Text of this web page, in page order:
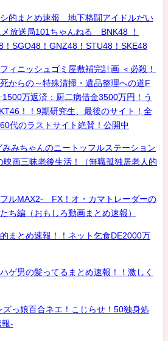
的まとめ速報 地下格闘アイドルだい
放送局101ちゃんねる BNK48 ！
SGO48！GNZ48！STU48！SKE48
ィニッシュゴミ屋敷補完計画 ＜必殺！
からの～特殊清掃・遺品整理への道F
万返済：厨二病借金3500万円！う
！！9期研究生、最後のサイト！全
代のラストサイト絶賛！公開中
みちゃんのニートッフルステーション
映画三昧老後生活！（無職孤独居老人的
ルMAX2- FX！オ・カマトレーダーの
編（おもしろ動画まとめ速報）
まとめ速報！！ネット乞食DE2000万
ゲ男の髪ってるまとめ速報！！激しく
ズっ娘百合ネエ！こじらせ！50独身処
報-